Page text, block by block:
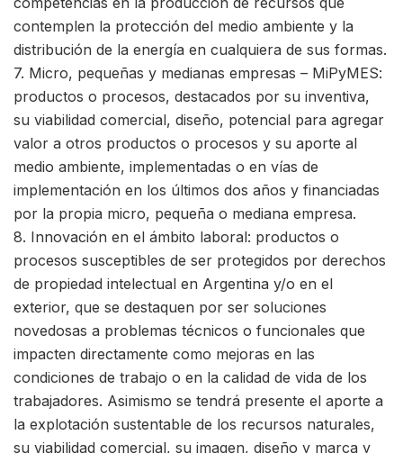
contemplen la protección del medio ambiente y la
distribución de la energía en cualquiera de sus formas.
7. Micro, pequeñas y medianas empresas – MiPyMES:
productos o procesos, destacados por su inventiva,
su viabilidad comercial, diseño, potencial para agregar
valor a otros productos o procesos y su aporte al
medio ambiente, implementadas o en vías de
implementación en los últimos dos años y financiadas
por la propia micro, pequeña o mediana empresa.
8. Innovación en el ámbito laboral: productos o
procesos susceptibles de ser protegidos por derechos
de propiedad intelectual en Argentina y/o en el
exterior, que se destaquen por ser soluciones
novedosas a problemas técnicos o funcionales que
impacten directamente como mejoras en las
condiciones de trabajo o en la calidad de vida de los
trabajadores. Asimismo se tendrá presente el aporte a
la explotación sustentable de los recursos naturales,
su viabilidad comercial, su imagen, diseño y marca y